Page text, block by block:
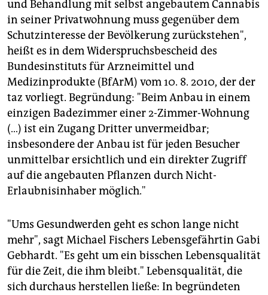
und Behandlung mit selbst angebautem Cannabis
in seiner Privatwohnung muss gegenüber dem
Schutzinteresse der Bevölkerung zurückstehen",
heißt es in dem Widerspruchsbescheid des
Bundesinstituts für Arzneimittel und
Medizinprodukte (BfArM) vom 10. 8. 2010, der der
taz vorliegt. Begründung: "Beim Anbau in einem
einzigen Badezimmer einer 2-Zimmer-Wohnung
(…) ist ein Zugang Dritter unvermeidbar;
insbesondere der Anbau ist für jeden Besucher
unmittelbar ersichtlich und ein direkter Zugriff
auf die angebauten Pflanzen durch Nicht-
Erlaubnisinhaber möglich."
"Ums Gesundwerden geht es schon lange nicht
mehr", sagt Michael Fischers Lebensgefährtin Gabi
Gebhardt. "Es geht um ein bisschen Lebensqualität
für die Zeit, die ihm bleibt." Lebensqualität, die
sich durchaus herstellen ließe: In begründeten